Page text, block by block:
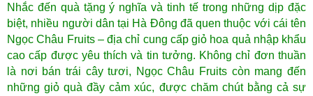
Nhắc đến quà tặng ý nghĩa và tinh tế trong những dịp đặc
biệt, nhiều người dân tại Hà Đông đã quen thuộc với cái tên
Ngọc Châu Fruits – địa chỉ cung cấp giỏ hoa quả nhập khẩu
cao cấp được yêu thích và tin tưởng. Không chỉ đơn thuần
là nơi bán trái cây tươi, Ngọc Châu Fruits còn mang đến
những giỏ quà đầy cảm xúc, được chăm chút bằng cả sự